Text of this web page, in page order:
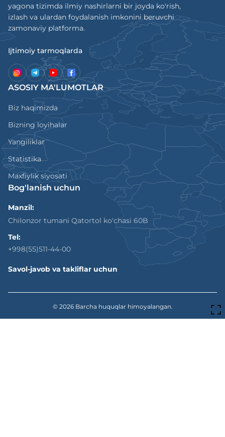
yagona tizimda ilmiy nashirlarni bir joyda ko'rish,
izlash va ulardan foydalanish imkonini beruvchi
zamonaviy platforma.
Ijtimoiy tarmoqlarda
ASOSIY MA'LUMOTLAR
Biz haqimizda
Bizning loyihalar
Yangiliklar
Statistika
Maxfiylik siyosati
Bog'lanish uchun
Manzil:
Chilonzor tumani Qatortol ko'chasi 60B
Tel:
+998(55)511-44-00
Savol-javob va takliflar uchun
© 2026 Barcha huquqlar himoyalangan.